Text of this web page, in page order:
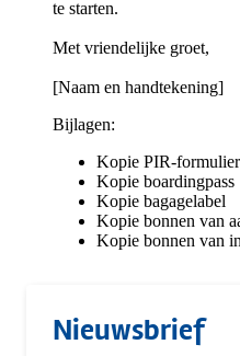
Nieuwsbrief